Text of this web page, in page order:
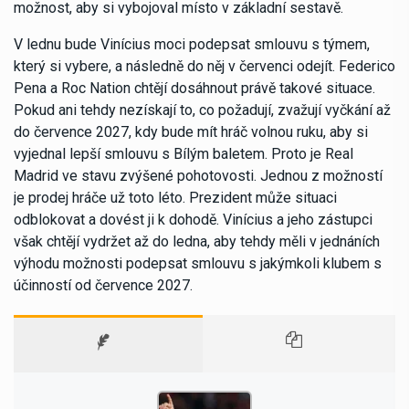
možnost, aby si vybojoval místo v základní sestavě.
V lednu bude Vinícius moci podepsat smlouvu s týmem,
který si vybere, a následně do něj v červenci odejít. Federico
Pena a Roc Nation chtějí dosáhnout právě takové situace.
Pokud ani tehdy nezískají to, co požadují, zvažují vyčkání až
do července 2027, kdy bude mít hráč volnou ruku, aby si
vyjednal lepší smlouvu s Bílým baletem. Proto je Real
Madrid ve stavu zvýšené pohotovosti. Jednou z možností
je prodej hráče už toto léto. Prezident může situaci
odblokovat a dovést ji k dohodě. Vinícius a jeho zástupci
však chtějí vydržet až do ledna, aby tehdy měli v jednáních
výhodu možnosti podepsat smlouvu s jakýmkoli klubem s
účinností od července 2027.